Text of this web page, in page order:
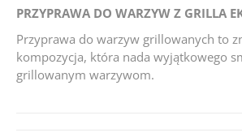
PRZYPRAWA DO WARZYW Z GRILLA
Przyprawa do warzyw grillowanych to
kompozycja, która nada wyjątkowego
grillowanym warzywom.